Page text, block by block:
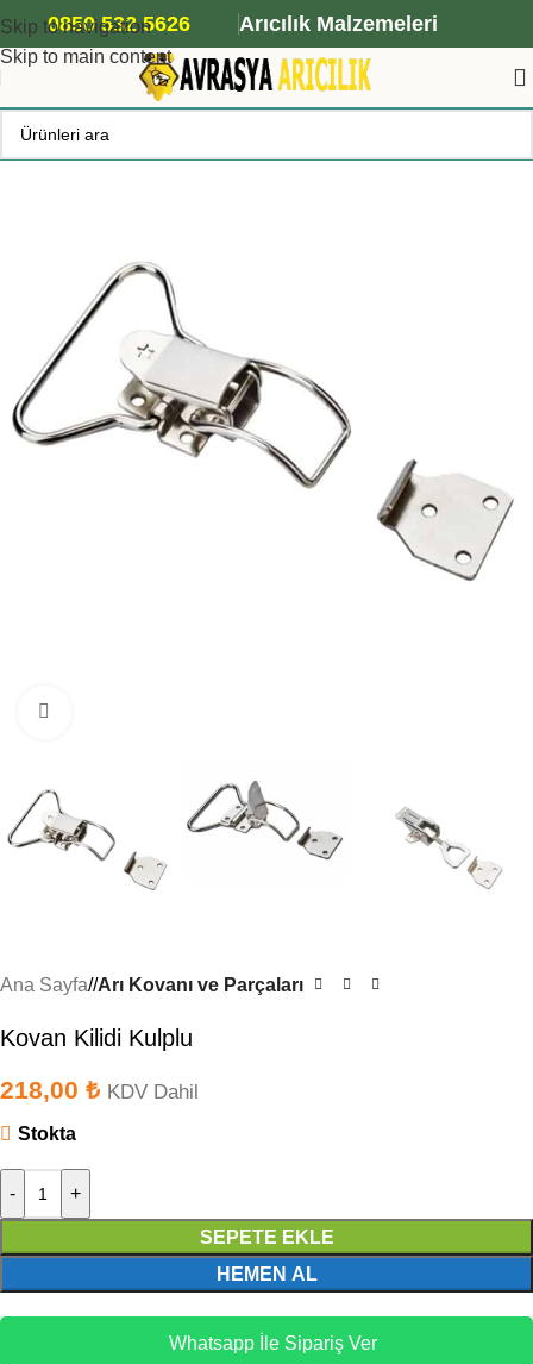
Skip to navigation
Skip to main content
ANA ARI SİPARİŞİ İÇİN TIKLAYIN
0850 532 5626 Arıcılık Malzemeleri
Ana Sayfa/ Arı Kovanı ve Parçaları
Kovan Kilidi Kulplu
218,00 ₺ KDV Dahil
Stokta
- +
SEPETE EKLE
HEMEN AL
Whatsapp İle Sipariş Ver